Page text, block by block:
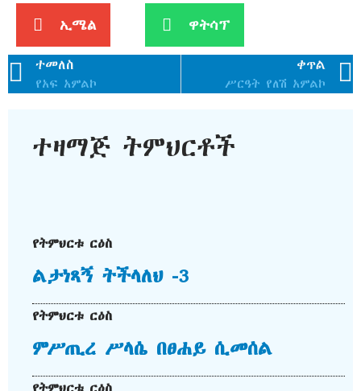
ኢሜል ዋትሳፕ
ተመለስ
የአፍ አምልኮ
ቀጥል
ሥርዓት የለሽ አምልኮ
ተዛማጅ ትምህርቶች
የትምህርቱ ርዕስ
ልታነጻኝ ትችላለህ -3
የትምህርቱ ርዕስ
ምሥጢረ ሥላሴ በፀሐይ ሲመሰል